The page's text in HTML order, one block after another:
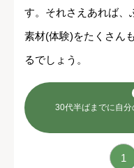
す。それさえあれば、
素材(体験)をたくさん
るでしょう。
30代半ばまでに自
1